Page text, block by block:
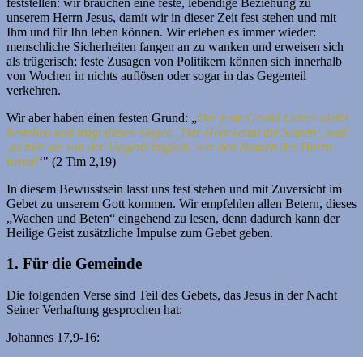
unserem Herrn Jesus, damit wir in dieser Zeit fest stehen und mit
Ihm und für Ihn leben können. Wir erleben es immer wieder:
menschliche Sicherheiten fangen an zu wanken und erweisen sich
als trügerisch; feste Zusagen von Politikern können sich innerhalb
von Wochen in nichts auflösen oder sogar in das Gegenteil
verkehren.
Wir aber haben einen festen Grund: „Der feste Grund Gottes bleibt
bestehen und trägt dieses Siegel: ‚Der Herr kennt die Seinen‘, und:
‚es trete ab von der Ungerechtigkeit, wer den Namen des Herrn
nennt!‘" (2 Tim 2,19)
In diesem Bewusstsein lasst uns fest stehen und mit Zuversicht im
Gebet zu unserem Gott kommen. Wir empfehlen allen Betern, dieses
„Wachen und Beten“ eingehend zu lesen, denn dadurch kann der
Heilige Geist zusätzliche Impulse zum Gebet geben.
1. Für die Gemeinde
Die folgenden Verse sind Teil des Gebets, das Jesus in der Nacht
Seiner Verhaftung gesprochen hat:
Johannes 17,9-16: